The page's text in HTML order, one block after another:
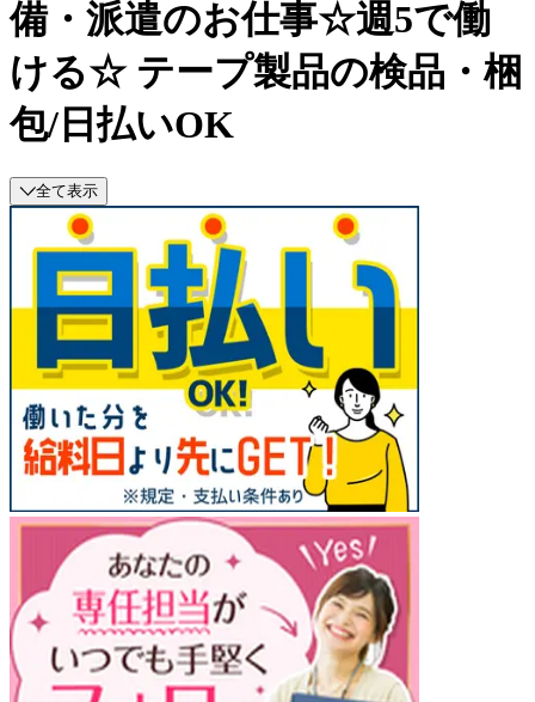
備・派遣のお仕事☆週5で働
ける☆ テープ製品の検品・梱
包/日払いOK
全て表示